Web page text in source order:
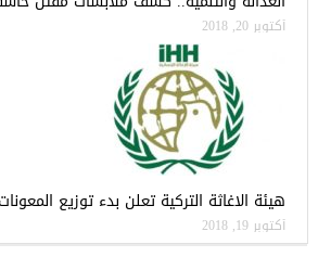
أكتوبر 20, 2018
هيئة الاغاثة التركية تعلن بدء توزيع
أكتوبر 19, 2018